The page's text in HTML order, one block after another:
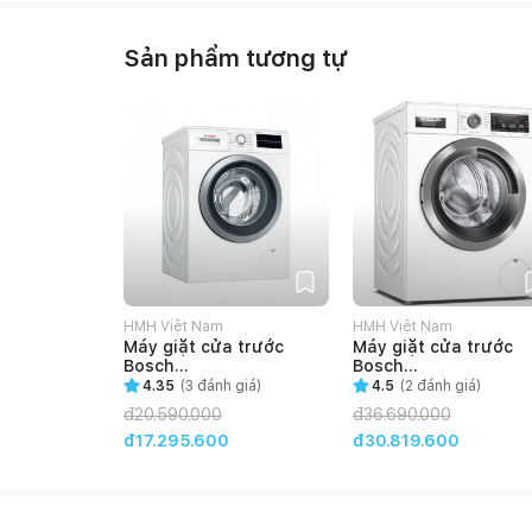
Sản phẩm tương tự
HMH Việt Nam
Máy giặt cửa trước
Bosch
HMH.WAT28482SG 9kg
4.35 (3 đánh giá)
đ20.590.000
đ17.295.600
HMH Việt Nam
Máy giặt cửa trước
Bosch
HMH.WAX32M40SG
4.5 (2 đánh giá)
đ36.690.000
đ30.819.600